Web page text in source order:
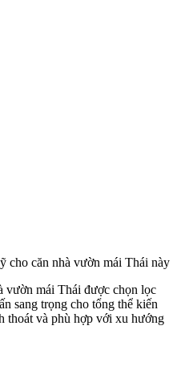
cho căn nhà vườn mái Thái này
vườn mái Thái được chọn lọc
sang trọng cho tổng thể kiến
thoát và phù hợp với xu hướng